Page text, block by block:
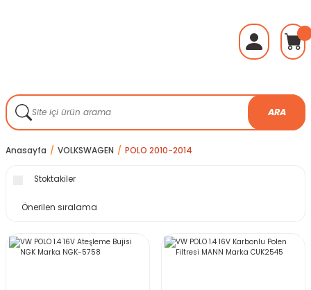
ARA
Anasayfa VOLKSWAGEN POLO 2010-2014
Stoktakiler